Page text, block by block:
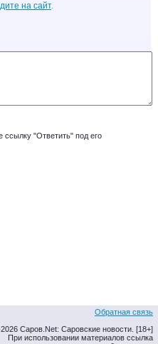
на сайт.
ссылку "Ответить" под его
Обратная связь
Саров.Net: Саровские новости. [18+]
При использовании материалов ссылка